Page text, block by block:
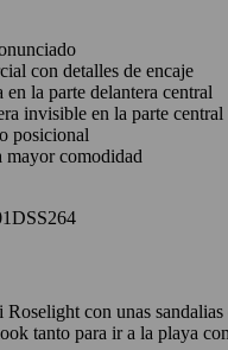
con detalles de encaje
en la parte delantera central
invisible en la parte central
posicional
comodidad
con unas sandalias
tanto para ir a la playa